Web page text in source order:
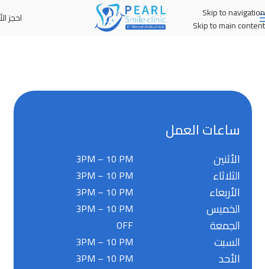
Skip to navigation
Skip to main content
MENU احجز
ساعات العمل
3PM – 10 PM الأثنين
3PM – 10 PM الثلاثاء
3PM – 10 PM الأربعاء
3PM – 10 PM الخميس
OFF الجمعة
3PM – 10 PM السبت
3PM – 10 PM الأحد